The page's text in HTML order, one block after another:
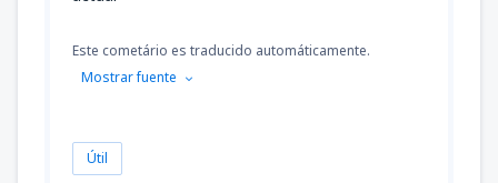
Este cometário es traducido automáticamente.
Mostrar fuente
Útil